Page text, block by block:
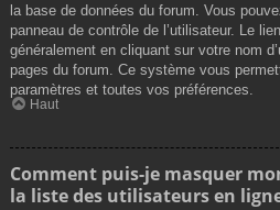
la base de données du forum. Vous
panneau de contrôle de l’utilisateur. Le
généralement en cliquant sur votre nom
pages du forum. Ce système vous
paramètres et toutes vos préférences.
Haut
Comment puis-je masquer
la liste des utilisateurs en